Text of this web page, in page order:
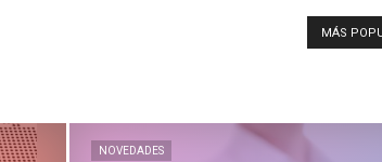
MÁS
NOVEDADES